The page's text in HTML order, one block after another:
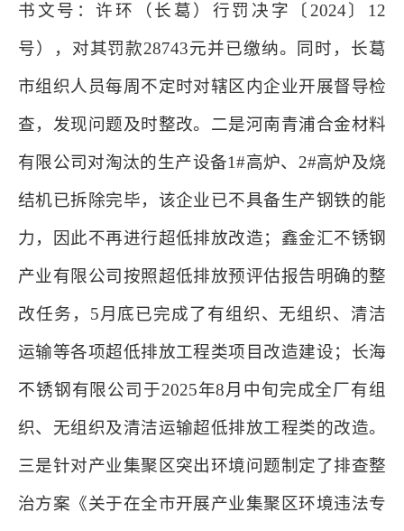
书文号：许环（长葛）行罚决字〔2024〕12
号），对其罚款28743元并已缴纳。同时，长葛
市组织人员每周不定时对辖区内企业开展督导检
查，发现问题及时整改。二是河南青浦合金材料
有限公司对淘汰的生产设备1#高炉、2#高炉及烧
结机已拆除完毕，该企业已不具备生产钢铁的能
力，因此不再进行超低排放改造；鑫金汇不锈钢
产业有限公司按照超低排放预评估报告明确的整
改任务，5月底已完成了有组织、无组织、清洁
运输等各项超低排放工程类项目改造建设；长海
不锈钢有限公司于2025年8月中旬完成全厂有组
织、无组织及清洁运输超低排放工程类的改造。
三是针对产业集聚区突出环境问题制定了排查整
治方案《关于在全市开展产业集聚区环境违法专